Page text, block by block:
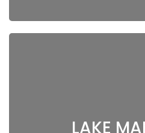
LAKE